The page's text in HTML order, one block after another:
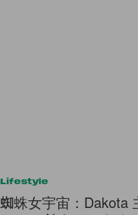
Lifestyle
蜘蛛女宇宙：Dakota